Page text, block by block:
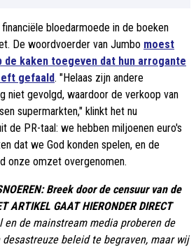
bloedarmoede in de boeken
De woordvoerder van Jumbo moest
de kaken toegeven dat hun arrogante
gefaald. "Helaas zijn andere
niet gevolgd, waardoor de verkoop van
supermarkten," klinkt het nu
de PR-taal: we hebben miljoenen euro's
dat we God konden spelen, en de
onze omzet overgenomen.
Breek door de censuur van de
ARTIKEL GAAT HIERONDER DIRECT
de mainstream media proberen de
beleid te begraven, maar wij